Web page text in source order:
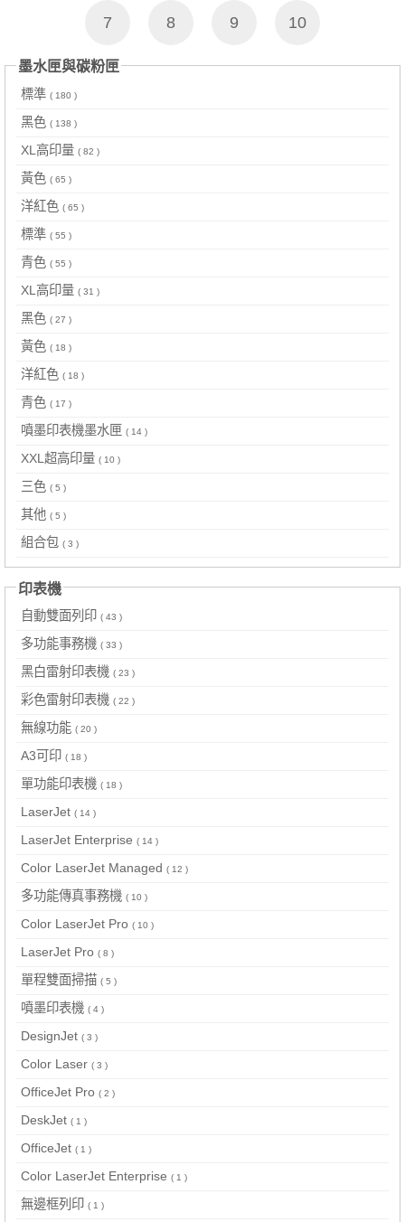
7 8 9 10
墨水匣與碳粉匣
標準 ( 180 )
黑色 ( 138 )
XL高印量 ( 82 )
黃色 ( 65 )
洋紅色 ( 65 )
標準 ( 55 )
青色 ( 55 )
XL高印量 ( 31 )
黑色 ( 27 )
黃色 ( 18 )
洋紅色 ( 18 )
青色 ( 17 )
噴墨印表機墨水匣 ( 14 )
XXL超高印量 ( 10 )
三色 ( 5 )
其他 ( 5 )
組合包 ( 3 )
印表機
自動雙面列印 ( 43 )
多功能事務機 ( 33 )
黑白雷射印表機 ( 23 )
彩色雷射印表機 ( 22 )
無線功能 ( 20 )
A3可印 ( 18 )
單功能印表機 ( 18 )
LaserJet ( 14 )
LaserJet Enterprise ( 14 )
Color LaserJet Managed ( 12 )
多功能傳真事務機 ( 10 )
Color LaserJet Pro ( 10 )
LaserJet Pro ( 8 )
單程雙面掃描 ( 5 )
噴墨印表機 ( 4 )
DesignJet ( 3 )
Color Laser ( 3 )
OfficeJet Pro ( 2 )
DeskJet ( 1 )
OfficeJet ( 1 )
Color LaserJet Enterprise ( 1 )
無邊框列印 ( 1 )